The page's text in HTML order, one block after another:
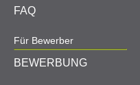
FAQ
Für Bewerber
BEWERBUNG